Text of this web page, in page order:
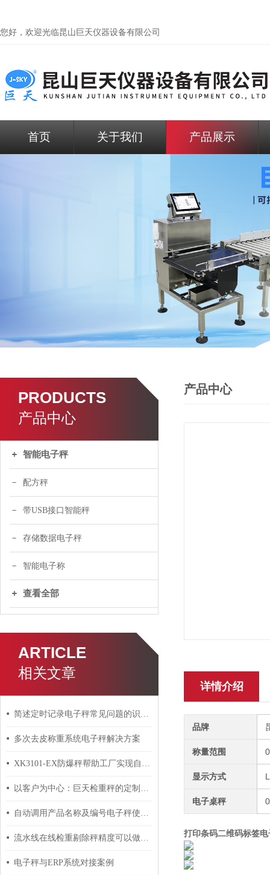
您好，欢迎光临昆山巨天仪器设备有限公司
首页 关于我们 产品展示
PRODUCTS
产品中心
智能电子秤
配方秤
带USB接口智能秤
存储数据电子秤
智能电子称
查看全部
ARTICLE
相关文章
简述定时记录电子秤常见问题的识别与解决方法
多次去皮称重系统电子秤解决方案
XK3101-EX防爆秤帮助工厂实现自动化
以客户为中心：巨天检重秤的定制化解决方案与服务支持
自动调用产品名称及编号电子秤使用说明
流水线在线检重剔除秤精度可以做多少？
电子秤与ERP系统对接案例
产品中心
详情介绍
品牌
称量范围
显示方式
电子桌秤
打印条码二维码标签